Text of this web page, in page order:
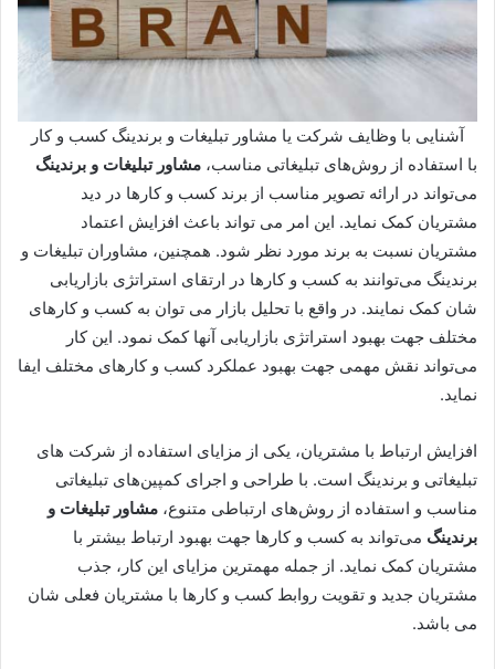
آشنایی با وظایف شرکت یا مشاور تبلیغات و برندینگ کسب و کار
با استفاده از روش‌های تبلیغاتی مناسب، مشاور تبلیغات و برندینگ
می‌تواند در ارائه تصویر مناسب از برند کسب و کارها در دید
مشتریان کمک نماید. این امر می تواند باعث افزایش اعتماد
مشتریان نسبت به برند مورد نظر شود. همچنین، مشاوران تبلیغات و
برندینگ می‌توانند به کسب و کارها در ارتقای استراتژی بازاریابی
شان کمک نمایند. در واقع با تحلیل بازار می توان به کسب و کارهای
مختلف جهت بهبود استراتژی بازاریابی آنها کمک نمود. این کار
می‌تواند نقش مهمی جهت بهبود عملکرد کسب و کارهای مختلف ایفا
نماید.
افزایش ارتباط با مشتریان، یکی از مزایای استفاده از شرکت های
تبلیغاتی و برندینگ است. با طراحی و اجرای کمپین‌های تبلیغاتی
مناسب و استفاده از روش‌های ارتباطی متنوع، مشاور تبلیغات و
برندینگ می‌تواند به کسب و کارها جهت بهبود ارتباط بیشتر با
مشتریان کمک نماید. از جمله مهمترین مزایای این کار، جذب
مشتریان جدید و تقویت روابط کسب و کارها با مشتریان فعلی شان
می باشد.